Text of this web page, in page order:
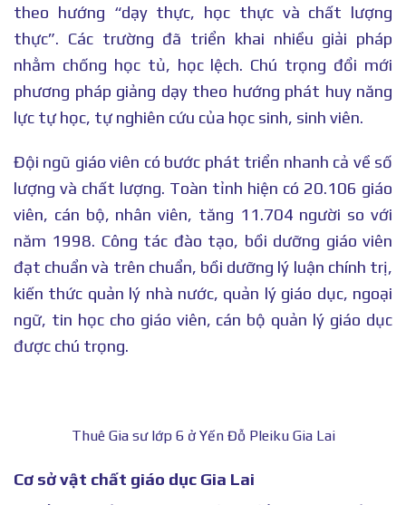
theo hướng “dạy thực, học thực và chất lượng
thực”. Các trường đã triển khai nhiều giải pháp
nhằm chống học tủ, học lệch. Chú trọng đổi mới
phương pháp giảng dạy theo hướng phát huy năng
lực tự học, tự nghiên cứu của học sinh, sinh viên.
Đội ngũ giáo viên có bước phát triển nhanh cả về số
lượng và chất lượng. Toàn tỉnh hiện có 20.106 giáo
viên, cán bộ, nhân viên, tăng 11.704 người so với
năm 1998. Công tác đào tạo, bồi dưỡng giáo viên
đạt chuẩn và trên chuẩn, bồi dưỡng lý luận chính trị,
kiến thức quản lý nhà nước, quản lý giáo dục, ngoại
ngữ, tin học cho giáo viên, cán bộ quản lý giáo dục
được chú trọng.
Thuê Gia sư lớp 6 ở Yến Đỗ Pleiku Gia Lai
Cơ sở vật chất giáo dục Gia Lai